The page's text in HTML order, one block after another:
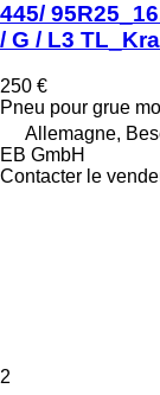
445/
/ G / L3
250 €
Pneu pour grue
Allemagne,
EB GmbH
Contacter le
2